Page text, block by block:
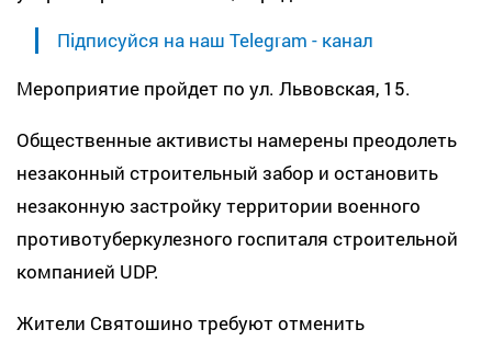
Підписуйся на наш Telegram - канал
Мероприятие пройдет по ул. Львовская, 15.
Общественные активисты намерены преодолеть
незаконный строительный забор и остановить
незаконную застройку территории военного
противотуберкулезного госпиталя строительной
компанией UDP.
Жители Святошино требуют отменить